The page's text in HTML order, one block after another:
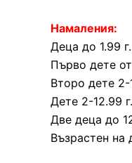
Намаления:
Деца до 1.99
Първо дете
Второ дете 2-
Дете 2-12.99
Две деца до
Възрастен на